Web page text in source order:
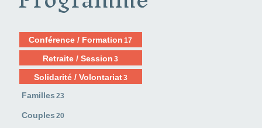
Conférence / Formation 17
Retraite / Session 3
Solidarité / Volontariat3
Familles 23
Couples 20